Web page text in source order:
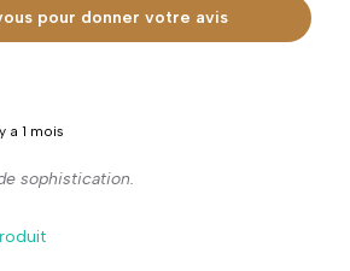
pour donner votre avis
a 1 mois
sophistication.